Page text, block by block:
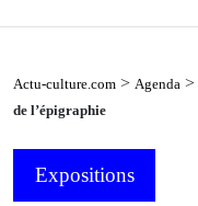
Actu-culture.com > Agenda >
de l’épigraphie
Expositions